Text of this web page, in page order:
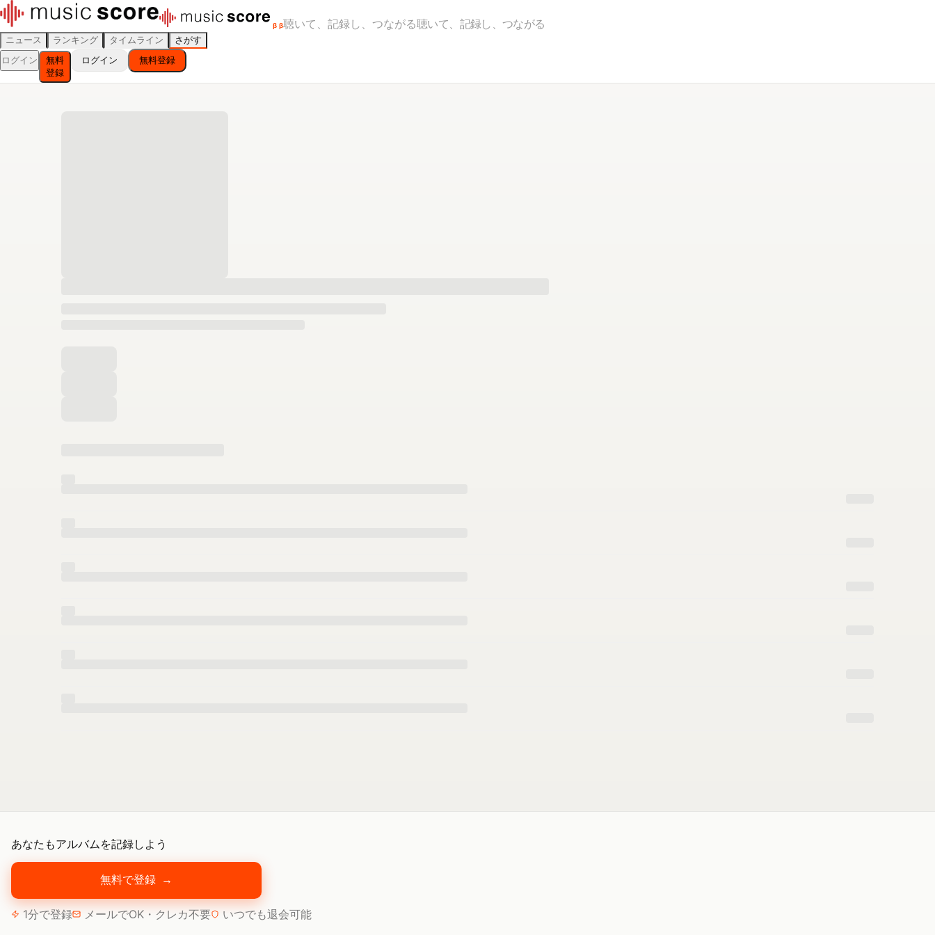
β β聴いて、記録し、つながる聴いて、記録し、つながる
ニュース ランキング タイムライン
さがす
ログイン
無料
登録
ログイン 無料登録
あなたもアルバムを記録しよう
無料で登録 →
1分で登録 メールでOK・クレカ不要 いつでも退会可能